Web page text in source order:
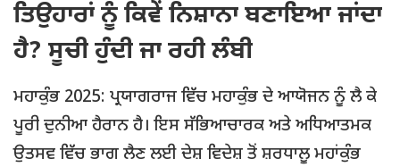
ਤਿਉਹਾਰਾਂ ਨੂੰ ਕਿਵੇਂ ਨਿਸ਼ਾਨਾ ਬਣਾਇਆ ਜਾਂਦਾ
ਹੈ? ਸੂਚੀ ਹੁੰਦੀ ਜਾ ਰਹੀ ਲੰਬੀ
ਮਹਾਕੁੰਭ 2025: ਪ੍ਰਯਾਗਰਾਜ ਵਿੱਚ ਮਹਾਕੁੰਭ ਦੇ ਆਯੋਜਨ ਨੂੰ ਲੈ ਕੇ
ਪੂਰੀ ਦੁਨੀਆ ਹੈਰਾਨ ਹੈ। ਇਸ ਸੱਭਿਆਚਾਰਕ ਅਤੇ ਅਧਿਆਤਮਕ
ਉਤਸਵ ਵਿੱਚ ਭਾਗ ਲੈਣ ਲਈ ਦੇਸ਼ ਵਿਦੇਸ਼ ਤੋਂ ਸ਼ਰਧਾਲੂ ਮਹਾਂਕੁੰਭ ​​